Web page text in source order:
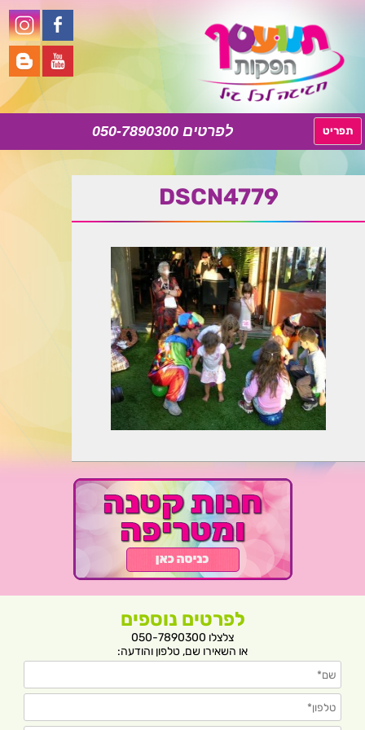
050-7890300 תפריט
לתוכן
DSCN4779
לפרטים נוספים
צלצלו 050-7890300
או השאירו שם, טלפון והודעה: